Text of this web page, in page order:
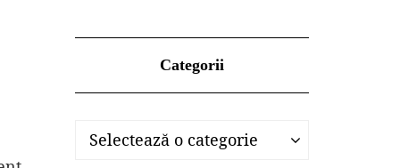
Categorii
Categorii
Selectează o categorie
Categorii